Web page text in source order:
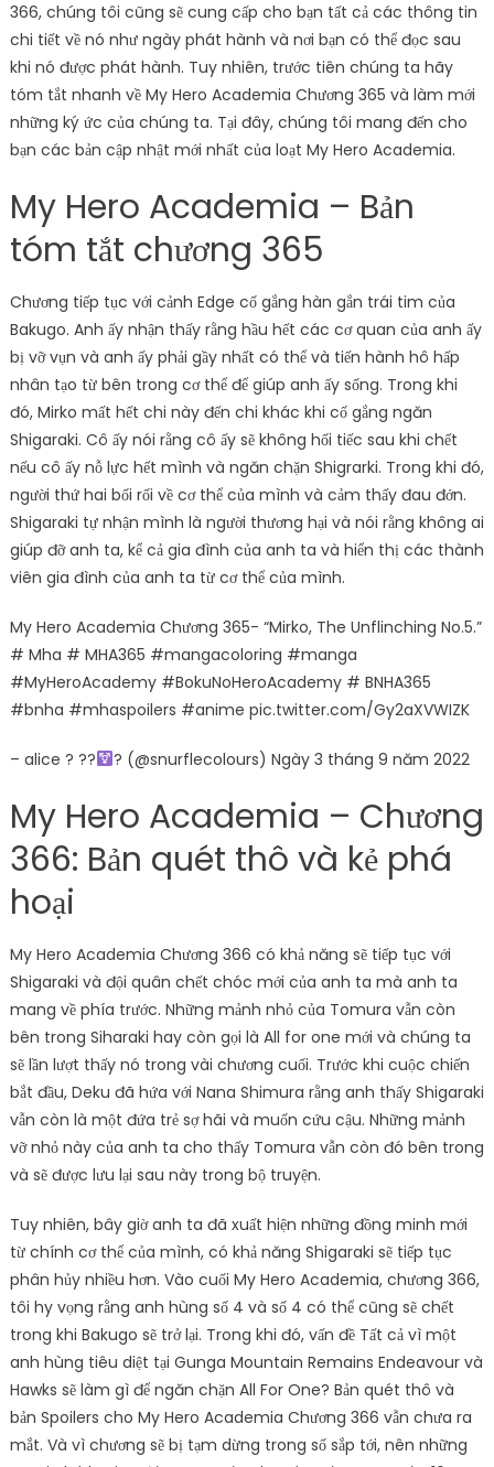
366, chúng tôi cũng sẽ cung cấp cho bạn tất cả các thông tin
chi tiết về nó như ngày phát hành và nơi bạn có thể đọc sau
khi nó được phát hành. Tuy nhiên, trước tiên chúng ta hãy
tóm tắt nhanh về My Hero Academia Chương 365 và làm mới
những ký ức của chúng ta. Tại đây, chúng tôi mang đến cho
bạn các bản cập nhật mới nhất của loạt My Hero Academia.
My Hero Academia – Bản
tóm tắt chương 365
Chương tiếp tục với cảnh Edge cố gắng hàn gắn trái tim của
Bakugo. Anh ấy nhận thấy rằng hầu hết các cơ quan của anh ấy
bị vỡ vụn và anh ấy phải gầy nhất có thể và tiến hành hô hấp
nhân tạo từ bên trong cơ thể để giúp anh ấy sống. Trong khi
đó, Mirko mất hết chi này đến chi khác khi cố gắng ngăn
Shigaraki. Cô ấy nói rằng cô ấy sẽ không hối tiếc sau khi chết
nếu cô ấy nỗ lực hết mình và ngăn chặn Shigrarki. Trong khi đó,
người thứ hai bối rối về cơ thể của mình và cảm thấy đau đớn.
Shigaraki tự nhận mình là người thương hại và nói rằng không ai
giúp đỡ anh ta, kể cả gia đình của anh ta và hiển thị các thành
viên gia đình của anh ta từ cơ thể của mình.
My Hero Academia Chương 365- “Mirko, The Unflinching No.5.”
# Mha # MHA365 #mangacoloring #manga
#MyHeroAcademy #BokuNoHeroAcademy # BNHA365
#bnha #mhaspoilers #anime pic.twitter.com/Gy2aXVWIZK
– alice ? ?? ? (@snurflecolours) Ngày 3 tháng 9 năm 2022
My Hero Academia – Chương
366: Bản quét thô và kẻ phá
hoại
My Hero Academia Chương 366 có khả năng sẽ tiếp tục với
Shigaraki và đội quân chết chóc mới của anh ta mà anh ta
mang về phía trước. Những mảnh nhỏ của Tomura vẫn còn
bên trong Siharaki hay còn gọi là All for one mới và chúng ta
sẽ lần lượt thấy nó trong vài chương cuối. Trước khi cuộc chiến
bắt đầu, Deku đã hứa với Nana Shimura rằng anh thấy Shigaraki
vẫn còn là một đứa trẻ sợ hãi và muốn cứu cậu. Những mảnh
vỡ nhỏ này của anh ta cho thấy Tomura vẫn còn đó bên trong
và sẽ được lưu lại sau này trong bộ truyện.
Tuy nhiên, bây giờ anh ta đã xuất hiện những đồng minh mới
từ chính cơ thể của mình, có khả năng Shigaraki sẽ tiếp tục
phân hủy nhiều hơn. Vào cuối My Hero Academia, chương 366,
tôi hy vọng rằng anh hùng số 4 và số 4 có thể cũng sẽ chết
trong khi Bakugo sẽ trở lại. Trong khi đó, vấn đề Tất cả vì một
anh hùng tiêu diệt tại Gunga Mountain Remains Endeavour và
Hawks sẽ làm gì để ngăn chặn All For One? Bản quét thô và
bản Spoilers cho My Hero Academia Chương 366 vẫn chưa ra
mắt. Và vì chương sẽ bị tạm dừng trong số sắp tới, nên những